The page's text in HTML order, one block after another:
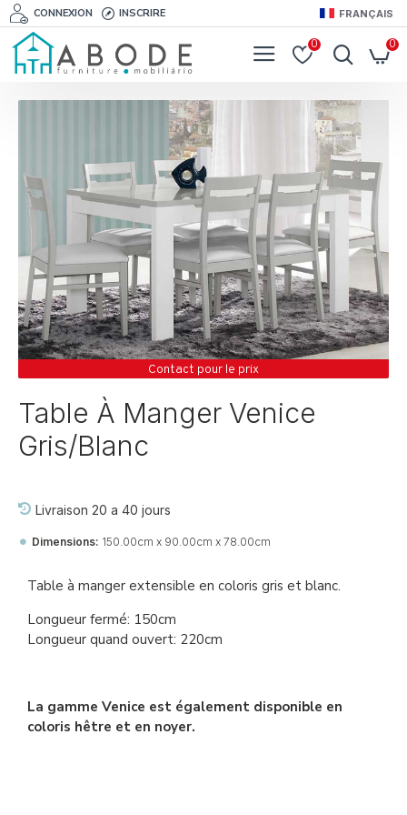
CONNEXION INSCRIRE FRANÇAIS
0 0
Contact pour le prix
Table À Manger Venice
Gris/Blanc
Livraison 20 a 40 jours
Dimensions: 150.00cm x 90.00cm x 78.00cm
Table à manger extensible en coloris gris et blanc.
Longueur fermé: 150cm
Longueur quand ouvert: 220cm
La gamme Venice est également disponible en
coloris hêtre et en noyer.